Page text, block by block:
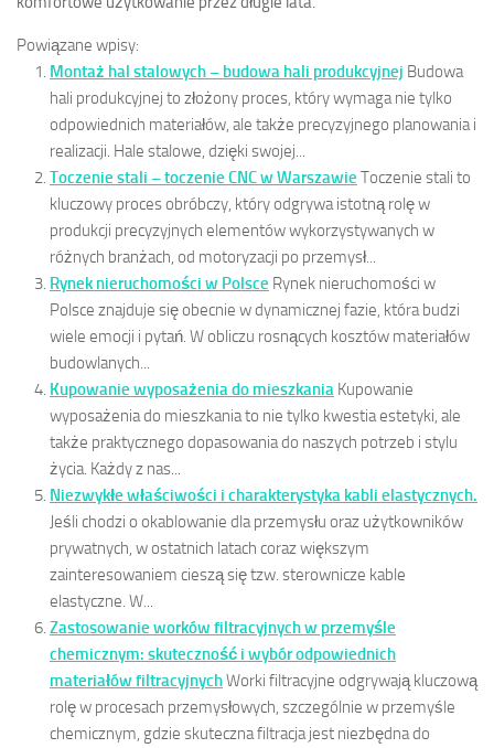
Powiązane wpisy:
Montaż hal stalowych – budowa hali produkcyjnej Budowa
hali produkcyjnej to złożony proces, który wymaga nie tylko
odpowiednich materiałów, ale także precyzyjnego planowania i
realizacji. Hale stalowe, dzięki swojej...
Toczenie stali – toczenie CNC w Warszawie Toczenie stali to
kluczowy proces obróbczy, który odgrywa istotną rolę w
produkcji precyzyjnych elementów wykorzystywanych w
różnych branżach, od motoryzacji po przemysł...
Rynek nieruchomości w Polsce Rynek nieruchomości w
Polsce znajduje się obecnie w dynamicznej fazie, która budzi
wiele emocji i pytań. W obliczu rosnących kosztów materiałów
budowlanych...
Kupowanie wyposażenia do mieszkania Kupowanie
wyposażenia do mieszkania to nie tylko kwestia estetyki, ale
także praktycznego dopasowania do naszych potrzeb i stylu
życia. Każdy z nas...
Niezwykłe właściwości i charakterystyka kabli elastycznych.
Jeśli chodzi o okablowanie dla przemysłu oraz użytkowników
prywatnych, w ostatnich latach coraz większym
zainteresowaniem cieszą się tzw. sterownicze kable
elastyczne. W...
Zastosowanie worków filtracyjnych w przemyśle
chemicznym: skuteczność i wybór odpowiednich
materiałów filtracyjnychWorki filtracyjne odgrywają kluczową
rolę w procesach przemysłowych, szczególnie w przemyśle
chemicznym, gdzie skuteczna filtracja jest niezbędna do